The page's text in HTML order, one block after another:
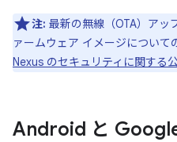
注: 最新の無線（OTA）アッ
ァームウェア イメージについて
Nexus のセキュリティに関する
Android と